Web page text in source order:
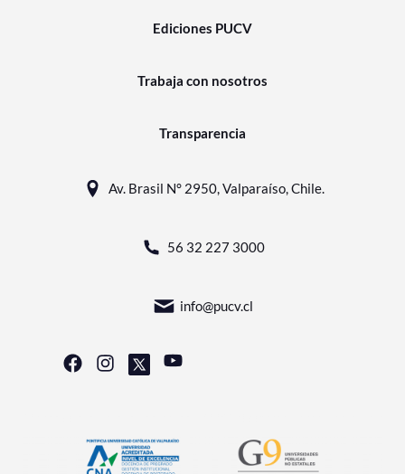
Ediciones PUCV
Trabaja con nosotros
Transparencia
Av. Brasil N° 2950, Valparaíso, Chile.
56 32 227 3000
info@pucv.cl